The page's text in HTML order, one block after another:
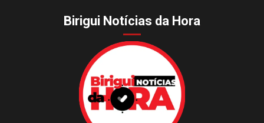
Birigui Notícias da Hora